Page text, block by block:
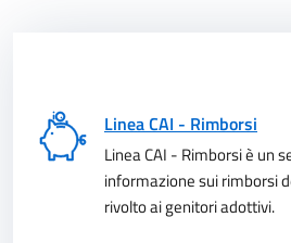
Linea CAI - Rimborsi
Linea CAI - Rimborsi è un
informazione sui rimborsi
rivolto ai genitori adottivi.